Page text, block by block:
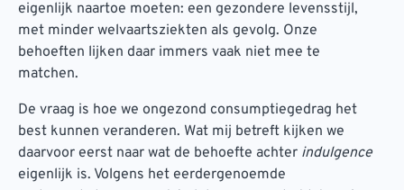
eigenlijk naartoe moeten: een gezondere levensstijl,
met minder welvaartsziekten als gevolg. Onze
behoeften lijken daar immers vaak niet mee te
matchen.
De vraag is hoe we ongezond consumptiegedrag het
best kunnen veranderen. Wat mij betreft kijken we
daarvoor eerst naar wat de behoefte achter indulgence
eigenlijk is. Volgens het eerdergenoemde